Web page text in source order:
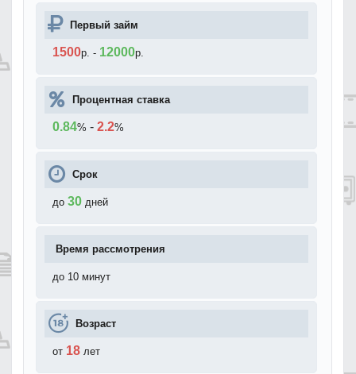
Первый займ
1500р. - 12000р.
Процентная ставка
0.84% - 2.2%
Срок
до 30 дней
Время рассмотрения
до 10 минут
Возраст
от 18 лет